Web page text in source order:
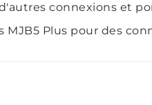
connexions et
Plus pour des